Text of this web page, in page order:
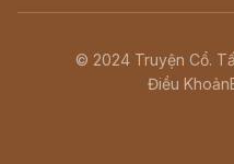
© 2024 Truyện Cổ.
Điều Khoản